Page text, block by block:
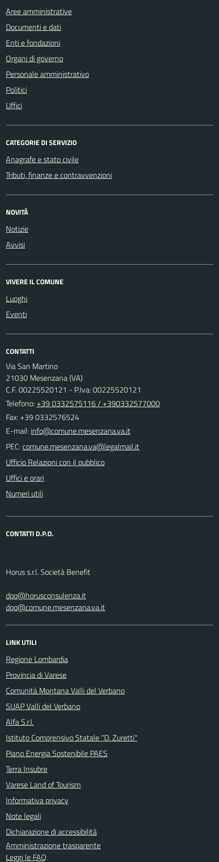
Aree amministrative
Documenti e dati
Enti e fondazioni
Organi di governo
Personale amministrativo
Politici
Uffici
CATEGORIE DI SERVIZIO
Anagrafe e stato civile
Tributi, finanze e contravvenzioni
NOVITÀ
Notizie
Avvisi
VIVERE IL COMUNE
Luoghi
Eventi
CONTATTI
Via San Martino
21030 Mesenzana (VA)
C.F. 00225520121 - P.Iva: 00225520121
Telefono: +39 0332575116 / +390332577000
Fax: +39 0332576524
E-mail:
PEC:
Ufficio Relazioni con il pubblico
Uffici e orari
Numeri utili
CONTATTI D.P.O.
Horus s.r.l. Società Benefit
dpo@horusconsulenza.it
dpo@comune.mesenzana.va.it
LINK UTILI
Regione Lombardia
Provincia di Varese
Comunità Montana Valli del Verbano
SUAP Valli del Verbano
Alfa S.r.l.
Istituto Comprensivo Statale "D. Zuretti"
Piano Energia Sostenibile PAES
Terra Insubre
Varese Land of Tourism
Informativa privacy
Note legali
Dichiarazione di accessibilità
Amministrazione trasparente
Leggi le FAQ